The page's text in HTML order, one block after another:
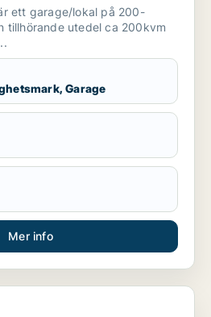
ett garage/lokal på 200-
tillhörande utedel ca 200kvm
Garage
Mer info
eller garage för uthyrning i